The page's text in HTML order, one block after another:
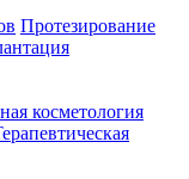
Протезирование
косметология